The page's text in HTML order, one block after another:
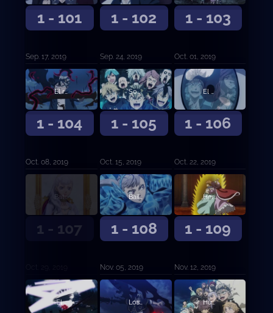
1 - 101
Sep. 17, 2019
1 - 102
Sep. 24, 2019
1 - 103
Oct. 01, 2019
1 - 104
El rayo iracundo contra sus compañeros
Oct. 08, 2019
1 - 105
Sonrisas y lágrimas
Oct. 15, 2019
1 - 106
El camino de la venganza y el de la expiación
Oct. 22, 2019
1 - 107
Batalla final en el Castillo Trébol
1 - 108
Bailarina del campo de batalla
Nov. 05, 2019
1 - 109
Hermanos de magia espacial
Nov. 12, 2019
¡El Toro Negro Embravecido se une a la batalla! Los ojos del espejo Humanos en quienes confiar